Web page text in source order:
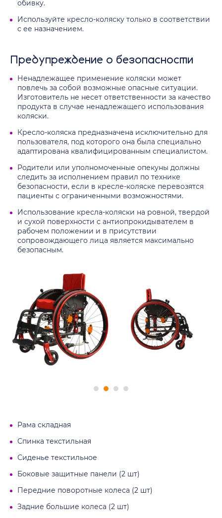
обивку.
Используйте кресло-коляску только в соответствии
с ее назначением.
Предупреждение о безопасности
Ненадлежащее применение коляски может
повлечь за собой возможные опасные ситуации.
Изготовитель не несет ответственности за качество
продукта в случае ненадлежащего использования
коляски.
Кресло-коляска предназначена исключительно для
пользователя, под которого она была специально
адаптирована квалифицированным специалистом.
Родители или уполномоченные опекуны должны
следить за исполнением правил по технике
безопасности, если в кресле-коляске перевозятся
пациенты с ограниченными возможностями.
Использование кресла-коляски на ровной, твердой
и сухой поверхности с антиопрокидывателем в
рабочем положении и в присутствии
сопровождающего лица является максимально
безопасным.
Рама складная
Спинка текстильная
Сиденье текстильное
Боковые защитные панели (2 шт)
Передние поворотные колеса (2 шт)
Задние большие колеса (2 шт)